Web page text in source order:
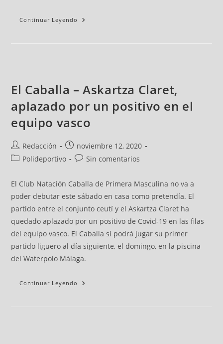
Continuar Leyendo
El Caballa – Askartza Claret,
aplazado por un positivo en el
equipo vasco
Redacción
noviembre 12, 2020
Polideportivo
Sin comentarios
El Club Natación Caballa de Primera Masculina no va a
poder debutar este sábado en casa como pretendía. El
partido entre el conjunto ceutí y el Askartza Claret ha
quedado aplazado por un positivo de Covid-19 en las filas
del equipo vasco. El Caballa sí podrá jugar su primer
partido liguero al día siguiente, el domingo, en la piscina
del Waterpolo Málaga.
Continuar Leyendo